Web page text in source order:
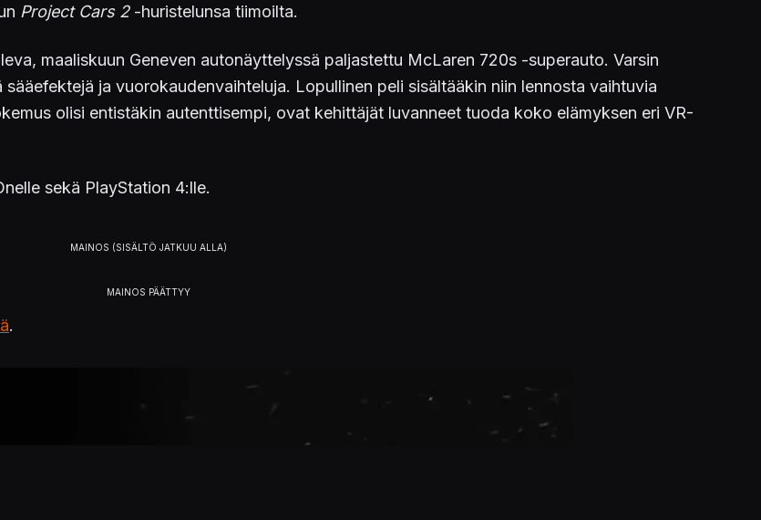
Project Cars 2-huristelunsa tiimoilta.
maaliskuun Geneven autonäyttelyssä paljastettu McLaren 720s -superauto. Varsin
ja vuorokaudenvaihteluja. Lopullinen peli sisältääkin niin lennosta vaihtuvia
olisi entistäkin autenttisempi, ovat kehittäjät luvanneet tuoda koko elämyksen eri VR-
sekä PlayStation 4:lle.
.